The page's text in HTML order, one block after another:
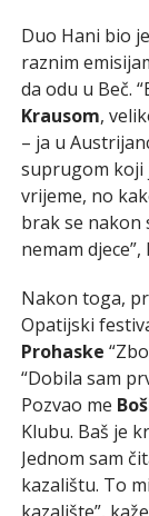
Duo Hani bio
raznim
da odu u Beč.
Krausom,
– ja u
suprugom koji
vrijeme, no
brak se nakon
nemam djece”,
Nakon toga,
Opatijski
Prohaske
“Dobila sam
Pozvao me
Klubu. Baš je
Jednom sam
kazalištu. To